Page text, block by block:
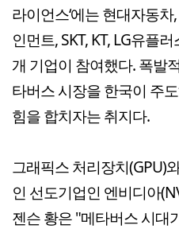
라이언스‘에는 현대자동
인먼트, SKT, KT, LG유플
개 기업이 참여했다. 폭발
타버스 시장을 한국이 주
힘을 합치자는 취지다.
그래픽스 처리장치(GPU)
인 선도기업인 엔비디아
젠슨 황은 "메타버스 시대